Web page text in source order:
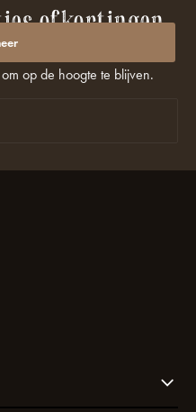
of kortingen
op de hoogte te blijven.